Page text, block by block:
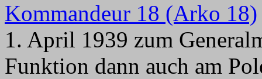
Kommandeur 18 (Arko 18)
1. April 1939 zum
Funktion dann auch am